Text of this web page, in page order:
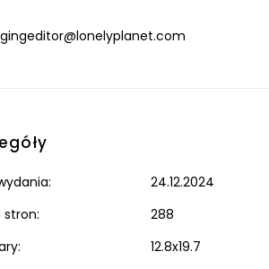
24.12.2024
stron:
288
12.8x19.7